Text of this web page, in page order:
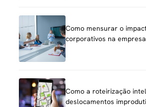
Como mensurar o
corporativos na empresa
Como a roteirização
deslocamentos